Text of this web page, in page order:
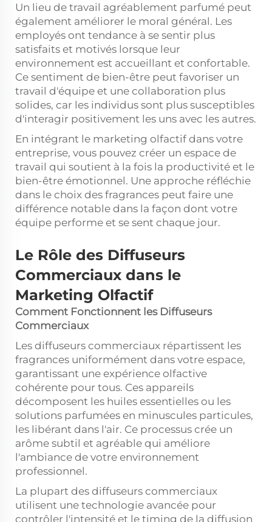
Un lieu de travail agréablement parfumé peut
également améliorer le moral général. Les
employés ont tendance à se sentir plus
satisfaits et motivés lorsque leur
environnement est accueillant et confortable.
Ce sentiment de bien-être peut favoriser un
travail d'équipe et une collaboration plus
solides, car les individus sont plus susceptibles
d'interagir positivement les uns avec les autres.
En intégrant le marketing olfactif dans votre
entreprise, vous pouvez créer un espace de
travail qui soutient à la fois la productivité et le
bien-être émotionnel. Une approche réfléchie
dans le choix des fragrances peut faire une
différence notable dans la façon dont votre
équipe performe et se sent chaque jour.
Le Rôle des Diffuseurs
Commerciaux dans le
Marketing Olfactif
Comment Fonctionnent les Diffuseurs
Commerciaux
Les diffuseurs commerciaux répartissent les
fragrances uniformément dans votre espace,
garantissant une expérience olfactive
cohérente pour tous. Ces appareils
décomposent les huiles essentielles ou les
solutions parfumées en minuscules particules,
les libérant dans l'air. Ce processus crée un
arôme subtil et agréable qui améliore
l'ambiance de votre environnement
professionnel.
La plupart des diffuseurs commerciaux
utilisent une technologie avancée pour
contrôler l'intensité et le timing de la diffusion